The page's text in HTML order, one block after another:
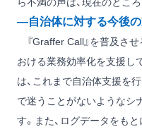
―自治体に対する今後の
『Graffer Call』を普及さ
おける業務効率化を支援し
は、これまで自治体支援を
で迷うことがないようなシ
す。また、ログデータをも